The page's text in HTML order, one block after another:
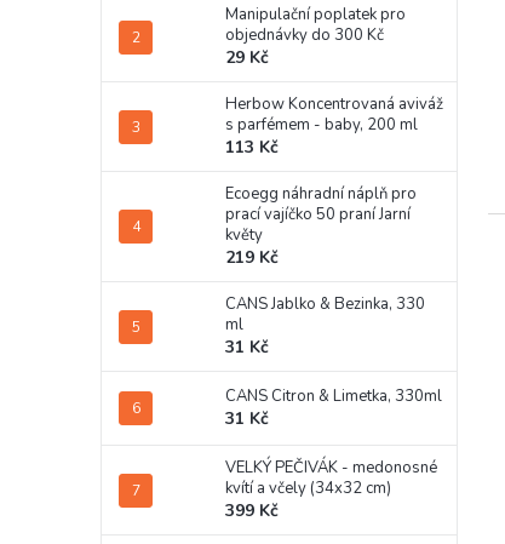
Manipulační poplatek pro
objednávky do 300 Kč
29 Kč
Herbow Koncentrovaná aviváž
s parfémem - baby, 200 ml
113 Kč
Ecoegg náhradní náplň pro
prací vajíčko 50 praní Jarní
květy
219 Kč
CANS Jablko & Bezinka, 330
ml
31 Kč
CANS Citron & Limetka, 330ml
31 Kč
VELKÝ PEČIVÁK - medonosné
kvítí a včely (34x32 cm)
399 Kč